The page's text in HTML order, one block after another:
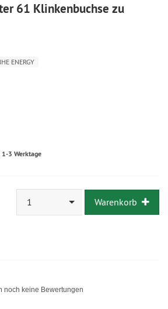
61 Klinkenbuchse zu
ENERGY
3 Werktage
1 Warenkorb
noch keine Bewertungen